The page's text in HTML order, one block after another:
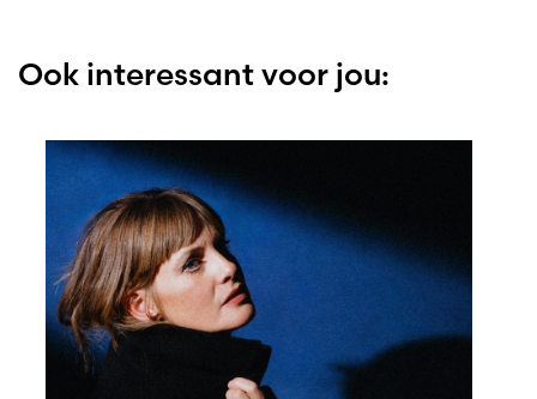
Ook interessant voor jou: